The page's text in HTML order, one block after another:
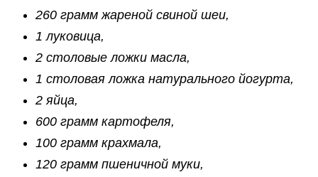
260 грамм жареной свиной шеи,
1 луковица,
2 столовые ложки масла,
1 столовая ложка натурального йогурта,
2 яйца,
600 грамм картофеля,
100 грамм крахмала,
120 грамм пшеничной муки,